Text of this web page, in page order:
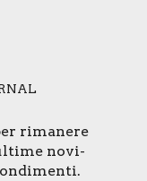
rima­ne­re
novi­